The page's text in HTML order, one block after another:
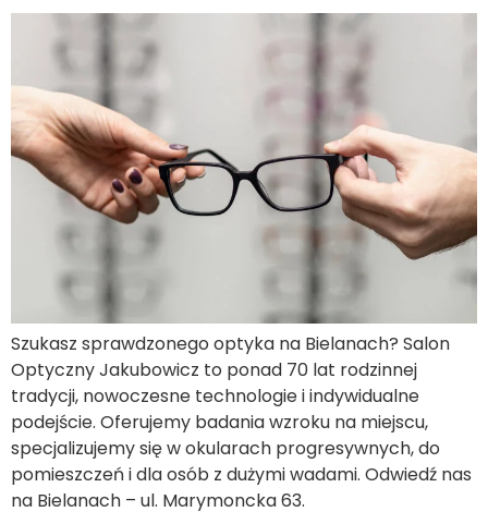
Szukasz sprawdzonego optyka na Bielanach? Salon
Optyczny Jakubowicz to ponad 70 lat rodzinnej
tradycji, nowoczesne technologie i indywidualne
podejście. Oferujemy badania wzroku na miejscu,
specjalizujemy się w okularach progresywnych, do
pomieszczeń i dla osób z dużymi wadami. Odwiedź nas
na Bielanach – ul. Marymoncka 63.